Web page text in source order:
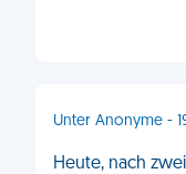
Unter Anonyme -
Heute, nach